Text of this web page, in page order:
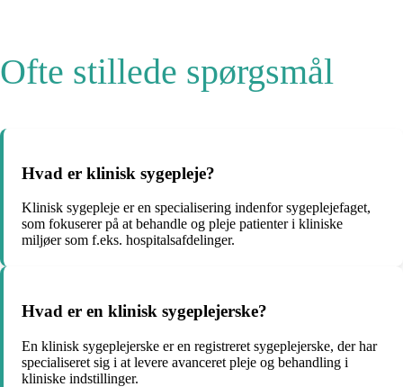
Ofte stillede spørgsmål
Hvad er klinisk sygepleje?
Klinisk sygepleje er en specialisering indenfor sygeplejefaget,
som fokuserer på at behandle og pleje patienter i kliniske
miljøer som f.eks. hospitalsafdelinger.
Hvad er en klinisk sygeplejerske?
En klinisk sygeplejerske er en registreret sygeplejerske, der har
specialiseret sig i at levere avanceret pleje og behandling i
kliniske indstillinger.